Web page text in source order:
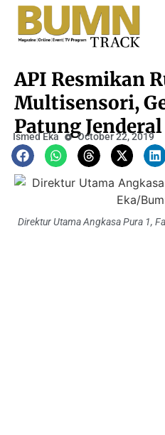
API Resmikan
Multisensori,
Patung
Ismed Eka October 22, 2019
Direktur Utama Angkasa Pura 1,